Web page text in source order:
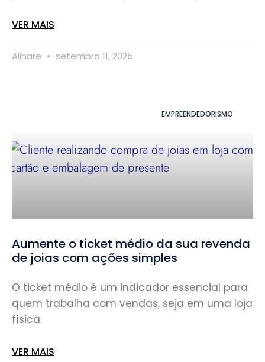
VER MAIS
Alinare setembro 11, 2025
EMPREENDEDORISMO
Aumente o ticket médio da sua revenda
de joias com ações simples
O ticket médio é um indicador essencial para
quem trabalha com vendas, seja em uma loja
física
VER MAIS